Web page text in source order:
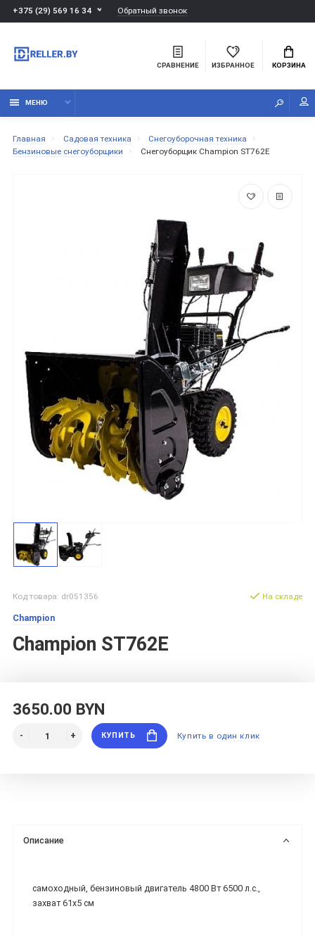
+375 (29) 569 16 34 Обратный звонок
СРАВНЕНИЕ ИЗБРАННОЕ КОРЗИНА
МЕНЮ
Главная Садовая техника
Снегоуборочная техника
Бензиновые снегоуборщики
Снегоуборщик Champion ST762E
Код товара: dr051356
Champion
Champion ST762E
На складе
3650.00 BYN
КУПИТЬ Купить в один клик
Описание
самоходный, бензиновый двигатель 4800 Вт 6500 л.с.,
захват 61x5 см